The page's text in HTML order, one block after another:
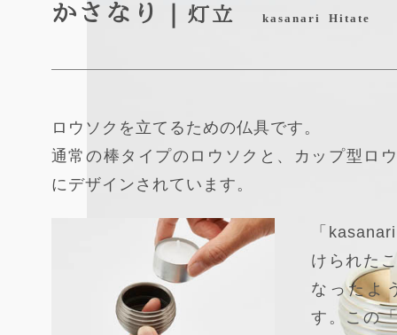
かさなり｜ 灯立 kasanari Hitate
ロウソクを立てるための仏具です。
通常の棒タイプのロウソクと、カップ型ロ
にデザインされています。
「
けられた
なったよ
す。この